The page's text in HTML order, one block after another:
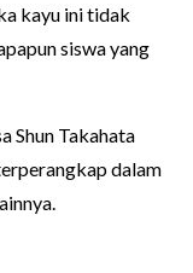
kayu ini tidak
siswa yang
Shun Takahata
dalam